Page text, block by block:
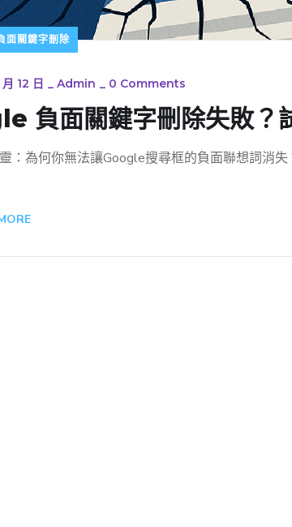
面關鍵字刪除
12 日 _ Admin _ 0 Comments
負面關鍵字刪除失敗？
：為何你無法讓Google搜尋框的負面聯想詞消